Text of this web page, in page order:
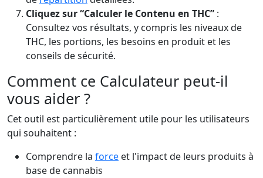
Cliquez sur “Calculer le Contenu en THC” :
Consultez vos résultats, y compris les niveaux de
THC, les portions, les besoins en produit et les
conseils de sécurité.
Comment ce Calculateur peut-il
vous aider ?
Cet outil est particulièrement utile pour les utilisateurs
qui souhaitent :
Comprendre la force et l'impact de leurs produits à
base de cannabis